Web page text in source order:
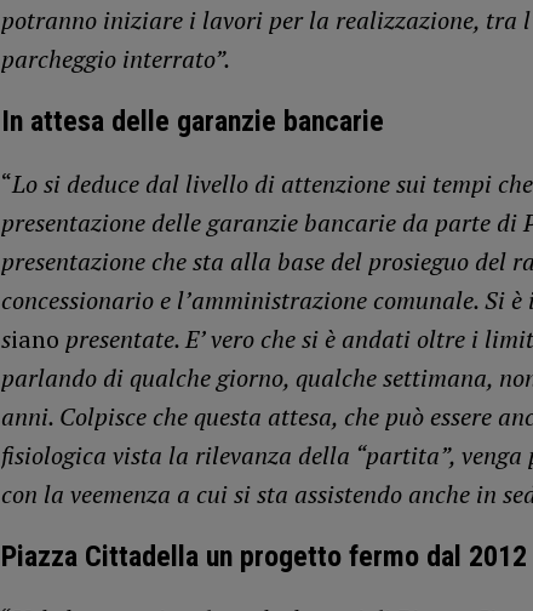
potranno iniziare i lavori per la realizzazione, tra
parcheggio interrato”.
In attesa delle garanzie bancarie
“Lo si deduce dal livello di attenzione sui tempi
presentazione delle garanzie bancarie da parte di
presentazione che sta alla base del prosieguo del
concessionario e l’amministrazione comunale. Si
siano presentate. E’ vero che si è andati oltre i
parlando di qualche giorno, qualche settimana,
anni. Colpisce che questa attesa, che può essere
fisiologica vista la rilevanza della “partita”,
con la veemenza a cui si sta assistendo anche in
Piazza Cittadella un progetto fermo dal 2012